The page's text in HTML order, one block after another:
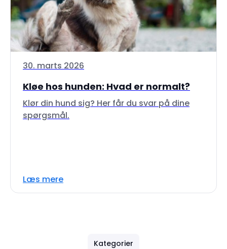
30. marts 2026
Kløe hos hunden: Hvad er normalt?
Klør din hund sig? Her får du svar på dine
spørgsmål.
Læs mere
Kategorier